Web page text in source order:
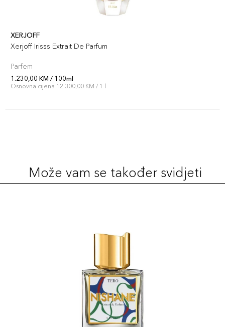
XERJOFF
Xerjoff Irisss Extrait De Parfum
Parfem
1.230,00 KM / 100ml
Osnovna cijena 12.300,00 KM / 1 l
Može vam se također svidjeti